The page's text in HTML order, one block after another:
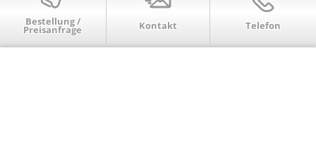
Leinwände
Mousepads
Bestellung /
Preisanfrage Kontakt Telefon